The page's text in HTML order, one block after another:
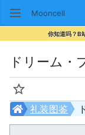
Mooncell
你知道吗？B
ドリーム・
监视
礼装图鉴